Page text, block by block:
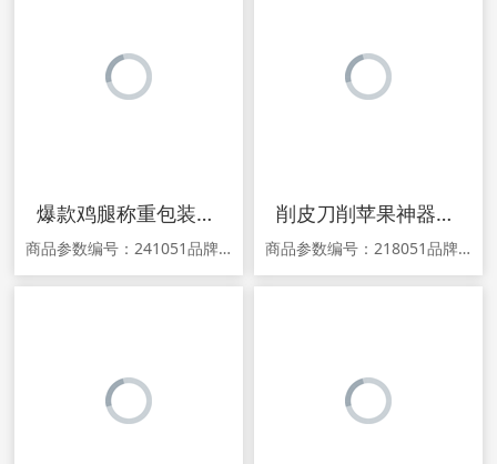
爆款鸡腿称重包装机 速冻食品自动包装机 十头电子称立式包装机
商品参数编号：241051品牌：other/其他颜色分类：尾款专拍 定金专拍 520电子称一体包装机整套 因机械定制类产品不一，以上价格商品详情 爆款鸡腿称重包装机 速冻食品自动包装机 十头电子称立式包装机 1.关于产品宣传，由于新广告法规定不得采用夸大宣传，故本商城已针对在售产品的广告宜传完成排查整改，若尚有不妥
削皮刀削苹果神器家用多功能刨皮刀水果土豆削皮器刨刀厨房刮皮刀
商品参数编号：218051品牌：博浪颜色分类：镜花水月削皮器-横向【PR-9JHSYHX】 镜花水月削皮器-竖向【PR-9JHSYSX】货号：PR-9JHSYHX商品详情 1.关于产品宣传，由于新广告法规定不得采用夸大宣传，故本商城已针对在售产品的广告宜传完成排查整改，若尚有不妥之处敬请提示。关于此类问题发生的纠纷